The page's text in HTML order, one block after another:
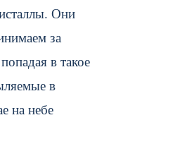
Они
за
в такое
в
на небе